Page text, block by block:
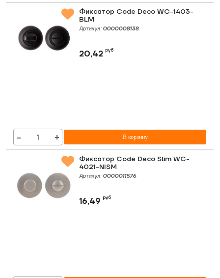
Фиксатор Code Deco WC-1403-
BLM
Артикул: 0000008138
20,42руб
− + В корзину
Фиксатор Code Deco Slim WC-
4021-NISM
Артикул: 0000011576
16,49руб